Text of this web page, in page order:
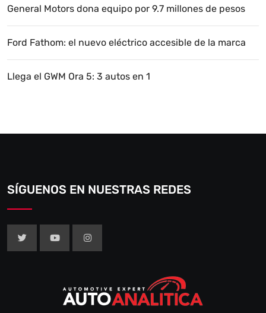
General Motors dona equipo por 9.7 millones de pesos
Ford Fathom: el nuevo eléctrico accesible de la marca
Llega el GWM Ora 5: 3 autos en 1
SÍGUENOS EN NUESTRAS REDES